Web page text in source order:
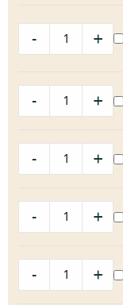
- +
- +
- +
- +
- +